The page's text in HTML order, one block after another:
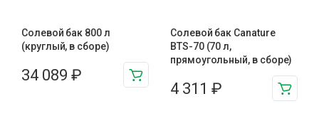
Солевой бак 800 л
(круглый, в сборе)
34 089 ₽
Солевой бак Canature
BTS-70 (70 л,
прямоугольный, в сборе)
4 311 ₽